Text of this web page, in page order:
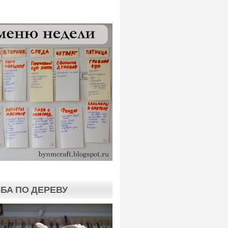
ПО ДЕРЕВУ